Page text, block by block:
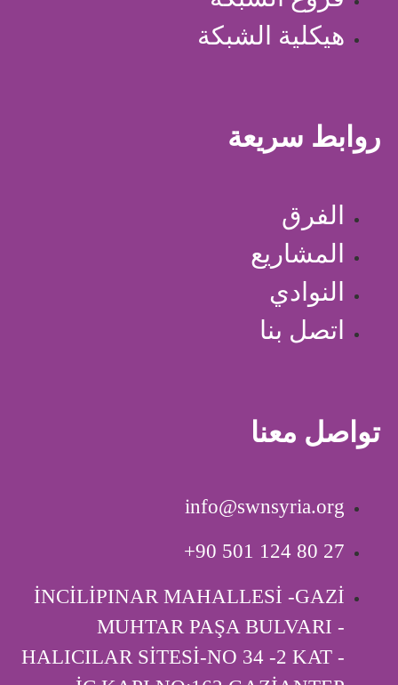
هيكلية الشبكة
روابط سريعة
الفرق
المشاريع
النوادي
اتصل بنا
تواصل معنا
info@swnsyria.org
‎+90 501 124 80 27
İNCİLİPINAR MAHALLESİ -GAZİ
MUHTAR PAŞA BULVARI -
HALICILAR SİTESİ-NO 34 -2 KAT -